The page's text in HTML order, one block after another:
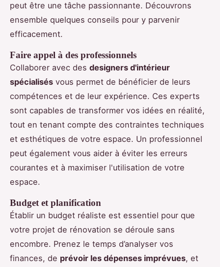
peut être une tâche passionnante. Découvrons
ensemble quelques conseils pour y parvenir
efficacement.
Faire appel à des professionnels
Collaborer avec des designers d'intérieur
spécialisés vous permet de bénéficier de leurs
compétences et de leur expérience. Ces experts
sont capables de transformer vos idées en réalité,
tout en tenant compte des contraintes techniques
et esthétiques de votre espace. Un professionnel
peut également vous aider à éviter les erreurs
courantes et à maximiser l'utilisation de votre
espace.
Budget et planification
Établir un budget réaliste est essentiel pour que
votre projet de rénovation se déroule sans
encombre. Prenez le temps d’analyser vos
finances, de prévoir les dépenses imprévues, et